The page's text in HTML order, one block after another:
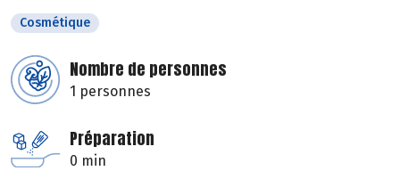
Cosmétique
Nombre de personnes
1 personnes
Préparation
0 min